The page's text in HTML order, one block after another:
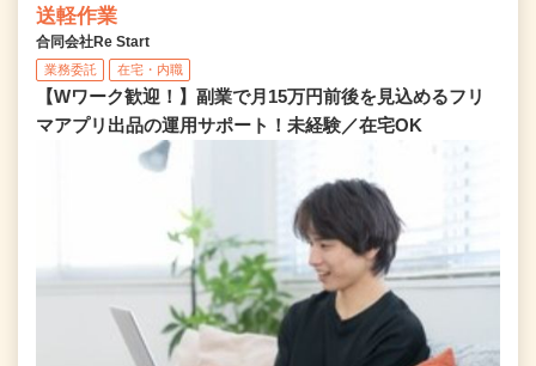
送軽作業
合同会社Re Start
業務委託 在宅・内職
【Wワーク歓迎！】副業で月15万円前後を見込めるフリ
マアプリ出品の運用サポート！未経験／在宅OK